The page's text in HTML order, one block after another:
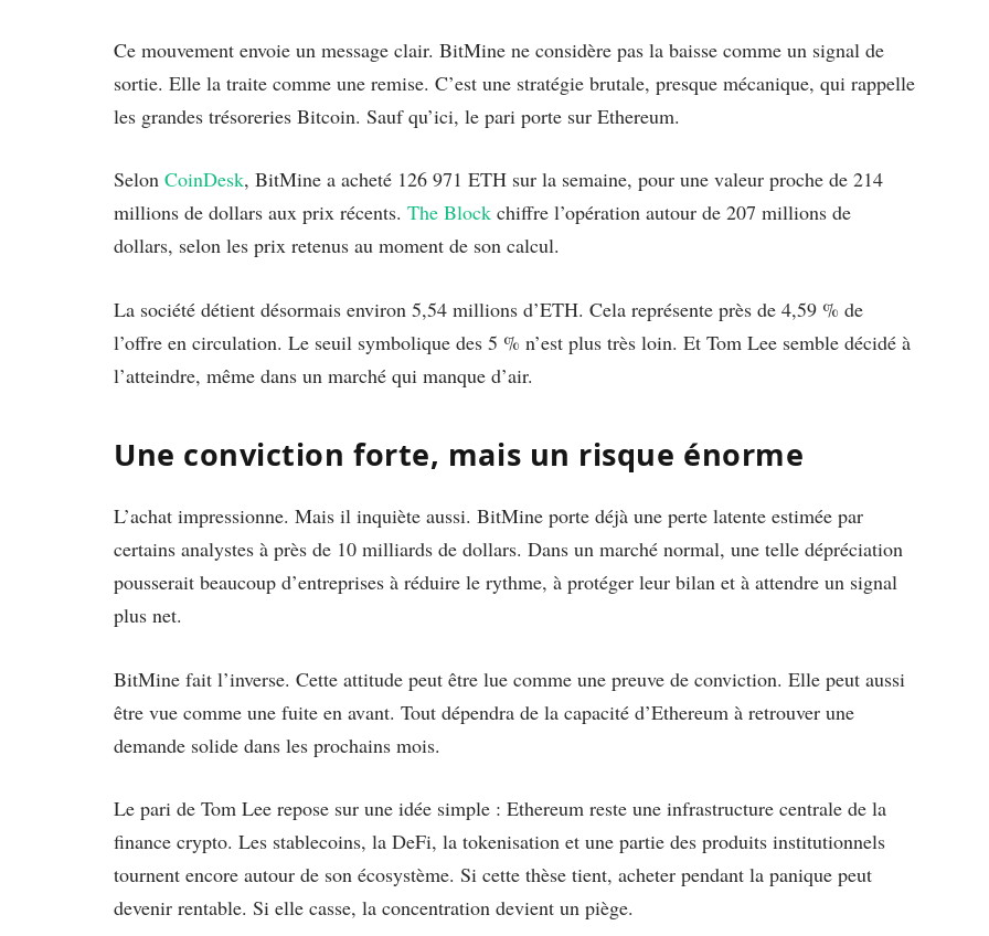
Ce mouvement envoie un message clair. BitMine ne considère pas la baisse comme un signal de
sortie. Elle la traite comme une remise. C’est une stratégie brutale, presque mécanique, qui rappelle
les grandes trésoreries Bitcoin. Sauf qu’ici, le pari porte sur Ethereum.
Selon CoinDesk, BitMine a acheté 126 971 ETH sur la semaine, pour une valeur proche de 214
millions de dollars aux prix récents. The Block chiffre l’opération autour de 207 millions de
dollars, selon les prix retenus au moment de son calcul.
La société détient désormais environ 5,54 millions d’ETH. Cela représente près de 4,59 % de
l’offre en circulation. Le seuil symbolique des 5 % n’est plus très loin. Et Tom Lee semble décidé à
l’atteindre, même dans un marché qui manque d’air.
Une conviction forte, mais un risque énorme
L’achat impressionne. Mais il inquiète aussi. BitMine porte déjà une perte latente estimée par
certains analystes à près de 10 milliards de dollars. Dans un marché normal, une telle dépréciation
pousserait beaucoup d’entreprises à réduire le rythme, à protéger leur bilan et à attendre un signal
plus net.
BitMine fait l’inverse. Cette attitude peut être lue comme une preuve de conviction. Elle peut aussi
être vue comme une fuite en avant. Tout dépendra de la capacité d’Ethereum à retrouver une
demande solide dans les prochains mois.
Le pari de Tom Lee repose sur une idée simple : Ethereum reste une infrastructure centrale de la
finance crypto. Les stablecoins, la DeFi, la tokenisation et une partie des produits institutionnels
tournent encore autour de son écosystème. Si cette thèse tient, acheter pendant la panique peut
devenir rentable. Si elle casse, la concentration devient un piège.